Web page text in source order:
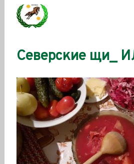
SEVERENSES.COM
Северские щи_